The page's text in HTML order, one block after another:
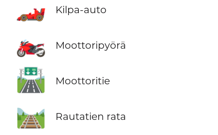
🏎️ Kilpa-auto
🏍️ Moottoripyörä
🛣️ Moottoritie
🛤️ Rautatien rata